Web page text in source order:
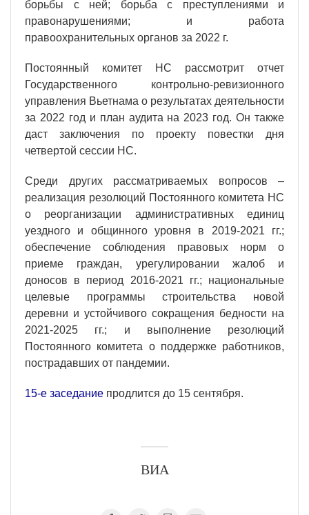
борьбы с ней; борьба с преступлениями и
правонарушениями; и работа
правоохранительных органов за 2022 г.
Постоянный комитет НС рассмотрит отчет
Государственного контрольно-ревизионного
управления Вьетнама о результатах деятельности
за 2022 год и план аудита на 2023 год. Он также
даст заключения по проекту повестки дня
четвертой сессии НС.
Среди других рассматриваемых вопросов –
реализация резолюций Постоянного комитета НС
о реорганизации административных единиц
уездного и общинного уровня в 2019-2021 гг.;
обеспечение соблюдения правовых норм о
приеме граждан, урегулировании жалоб и
доносов в период 2016-2021 гг.; национальные
целевые программы строительства новой
деревни и устойчивого сокращения бедности на
2021-2025 гг.; и выполнение резолюций
Постоянного комитета о поддержке работников,
пострадавших от пандемии.
15-е заседание продлится до 15 сентября.
ВИА